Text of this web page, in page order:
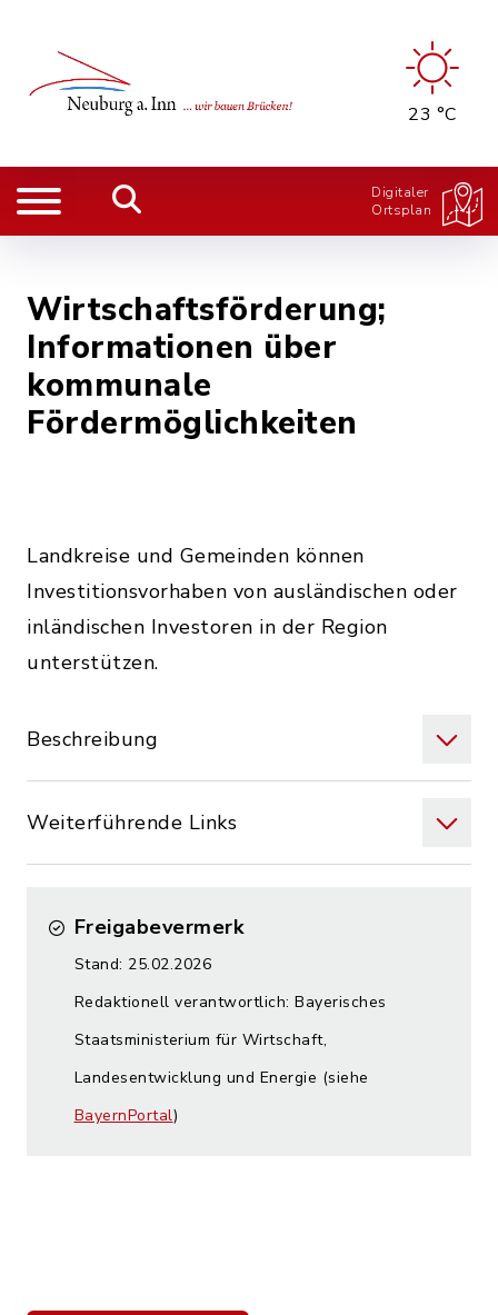
23 °C
Digitaler
Ortsplan
Wirtschaftsförderung;
Informationen über
kommunale
Fördermöglichkeiten
Landkreise und Gemeinden können
Investitionsvorhaben von ausländischen oder
inländischen Investoren in der Region
unterstützen.
Beschreibung
Weiterführende Links
Freigabevermerk
Stand: 25.02.2026
Redaktionell verantwortlich: Bayerisches
Staatsministerium für Wirtschaft,
Landesentwicklung und Energie (siehe
BayernPortal)